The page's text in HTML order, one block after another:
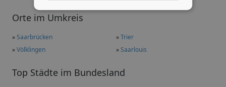
Orte im Umkreis
»Saarbrücken »Trier
»Völklingen »Saarlouis
Top Städte im Bundesland